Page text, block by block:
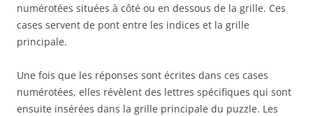
numérotées situées à côté ou en dessous de la grille. Ces
cases servent de pont entre les indices et la grille
principale.
Une fois que les réponses sont écrites dans ces cases
numérotées, elles révèlent des lettres spécifiques qui sont
ensuite insérées dans la grille principale du puzzle. Les